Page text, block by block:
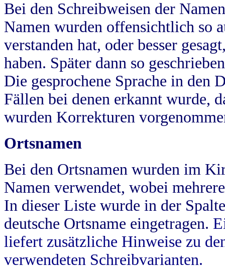
Bei den Schreibweisen der
Namen wurden offensichtlich so
verstanden hat, oder besser
haben. Später dann so
Die gesprochene Sprache in
Fällen bei denen erkannt wurde,
wurden Korrekturen
Ortsnamen
Bei den Ortsnamen wurden im
Namen verwendet, wobei
In dieser Liste wurde in der
deutsche Ortsname eingetragen.
liefert zusätzliche Hinweise zu
verwendeten Schreibvarianten.